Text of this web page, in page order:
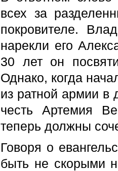
всех за
покровителе.
нарекли его
30 лет он
Однако, когда
из ратной армии в
честь Артемия
теперь должны
Говоря о
быть не скорыми